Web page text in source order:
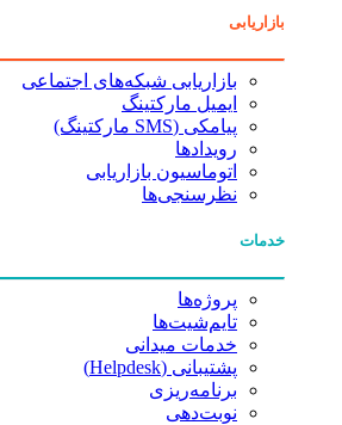
بازاریابی
بازاریابی شبکه‌های اجتماعی
ایمیل مارکتینگ
پیامکی (SMS مارکتینگ)
رویدادها
اتوماسیون بازاریابی
نظرسنجی‌ها
خدمات
پروژه‌ها
تایم‌شیت‌ها
خدمات میدانی
پشتیبانی (Helpdesk)
برنامه‌ریزی
نوبت‌دهی